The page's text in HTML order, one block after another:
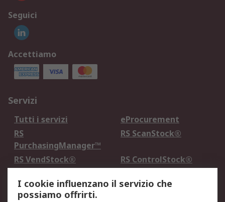
Seguici
Accettiamo
Servizi
Tutti i servizi
eProcurement
RS
PurchasingManager™
RS ScanStock®
RS VendStock®
RS ControlStock®
Legale
I cookie influenzano il servizio che
possiamo offrirti.